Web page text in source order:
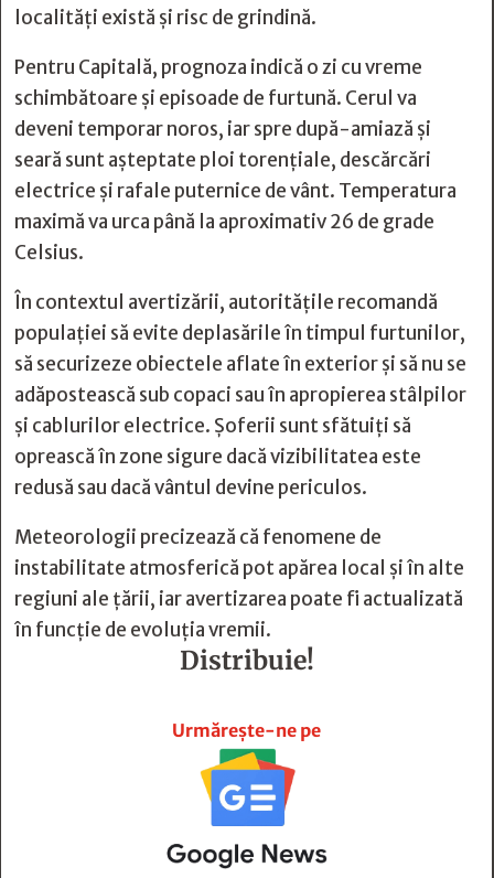
localități există și risc de grindină.
Pentru Capitală, prognoza indică o zi cu vreme
schimbătoare și episoade de furtună. Cerul va
deveni temporar noros, iar spre după-amiază și
seară sunt așteptate ploi torențiale, descărcări
electrice și rafale puternice de vânt. Temperatura
maximă va urca până la aproximativ 26 de grade
Celsius.
În contextul avertizării, autoritățile recomandă
populației să evite deplasările în timpul furtunilor,
să securizeze obiectele aflate în exterior și să nu se
adăpostească sub copaci sau în apropierea stâlpilor
și cablurilor electrice. Șoferii sunt sfătuiți să
oprească în zone sigure dacă vizibilitatea este
redusă sau dacă vântul devine periculos.
Meteorologii precizează că fenomene de
instabilitate atmosferică pot apărea local și în alte
regiuni ale țării, iar avertizarea poate fi actualizată
în funcție de evoluția vremii.
Distribuie!
Urmărește-ne pe